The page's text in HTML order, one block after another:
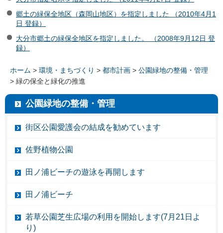
郷土の緑保全地区（森岡山地区）を指定しました （2010年4月1
日 登録）
大分市郷土の緑保全地区を指定しました。 （2008年9月12日 登
録）
ホーム > 環境・まちづくり > 都市計画 > 公園緑地の整備・管理
> 緑の保全と緑化の推進
公園緑地の整備・管理
街区公園愛護会の結成を勧めています
佐野植物公園
田ノ浦ビーチの遊泳を再開します
田ノ浦ビーチ
若草公園芝生広場の利用を開始します(7月21日よ
り)